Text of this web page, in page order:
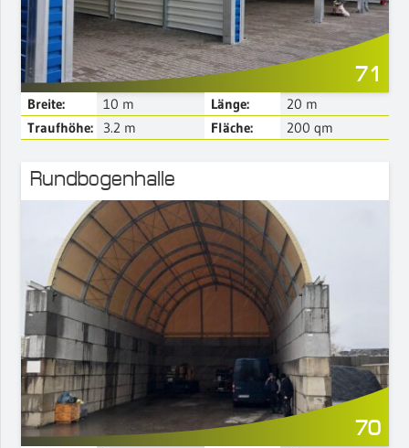
71
Breite: 10 m Länge: 20 m
Traufhöhe:
3.2 m Fläche: 200 qm
Rundbogenhalle
Mehr Details
70